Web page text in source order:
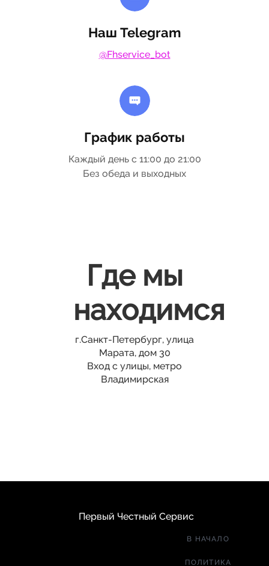
Наш Telegram
@Fhservice_bot
График работы
Каждый день с 11:00 до 21:00
Без обеда и выходных
Где мы
находимся
г.Санкт-Петербург, улица
Марата, дом 30
Вход с улицы, метро
Владимирская
Первый Честный Сервис
В НАЧАЛО
ПОЛИТИКА